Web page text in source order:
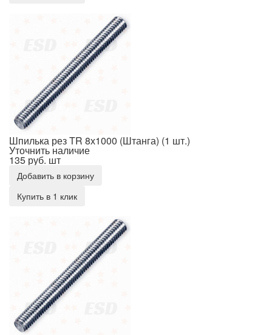
Шпилька рез TR 8х1000 (Штанга) (1 шт.)
Уточнить наличие
135 руб. шт
Добавить в корзину
Купить в 1 клик